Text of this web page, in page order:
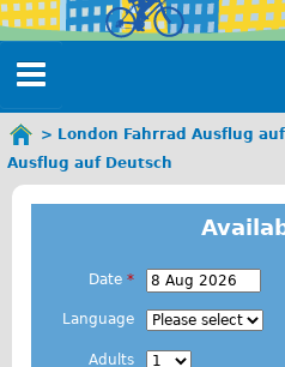
Home
Tours
The Gold Classic Tour
Total e-London
Original Tour
You
are
here
London Fahrrad Ausflug
Ausflug auf Deutsch
Date *
E
.
Language
Adults